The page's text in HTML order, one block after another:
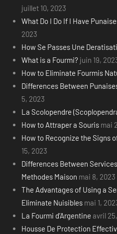
juillet 10, 2023
What Do I Do If I Have
2023
How Se Passes Une
What is a Fourmi? juin 19,
How to Eliminate Fourmis
Differences Between
5, 2023
La Scolopendre
How to Attraper a Souris mai
How to Recognize the Signs
15, 2023
Differences Between
Methodes Maison mai 8, 2023
The Advantages of Using a
Eliminate Nuisibles mai 1,
La Fourmi d’Argentine avril
Housse De Protection